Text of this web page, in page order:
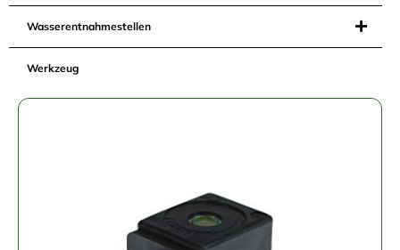
Wasserentnahmestellen
Werkzeug